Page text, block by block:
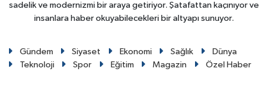
sadelik ve modernizmi bir araya getiriyor. Şatafattan kaçınıyor ve
insanlara haber okuyabilecekleri bir altyapı sunuyor.
Gündem Siyaset Ekonomi Sağlık
Dünya
Teknoloji
Spor Eğitim Magazin Özel Haber